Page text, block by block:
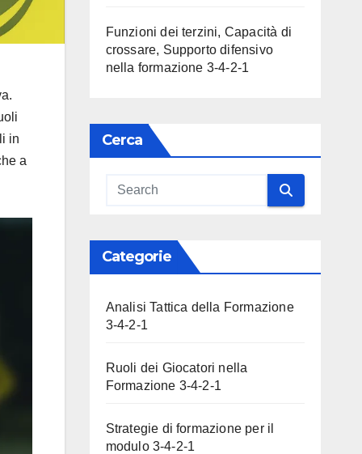
in
a
Funzioni dei terzini, Capacità di
crossare, Supporto difensivo
nella formazione 3-4-2-1
Cerca
Categorie
Analisi Tattica della Formazione
3-4-2-1
Ruoli dei Giocatori nella
Formazione 3-4-2-1
Strategie di formazione per il
modulo 3-4-2-1